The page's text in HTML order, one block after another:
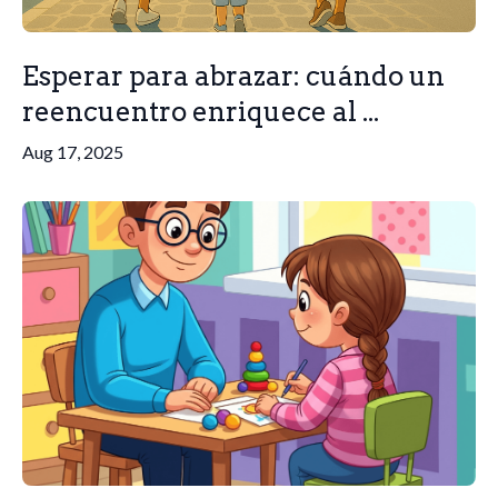
Esperar para abrazar: cuándo un
reencuentro enriquece al ...
Aug 17, 2025